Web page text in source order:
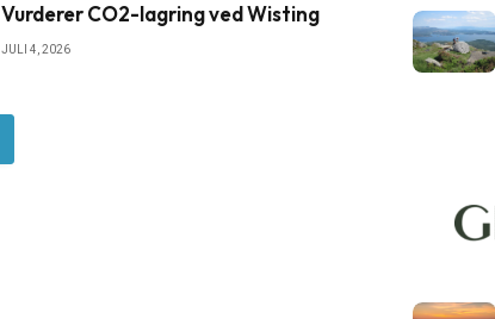
Vurderer CO2-lagring ved Wisting
JULI 4, 2026